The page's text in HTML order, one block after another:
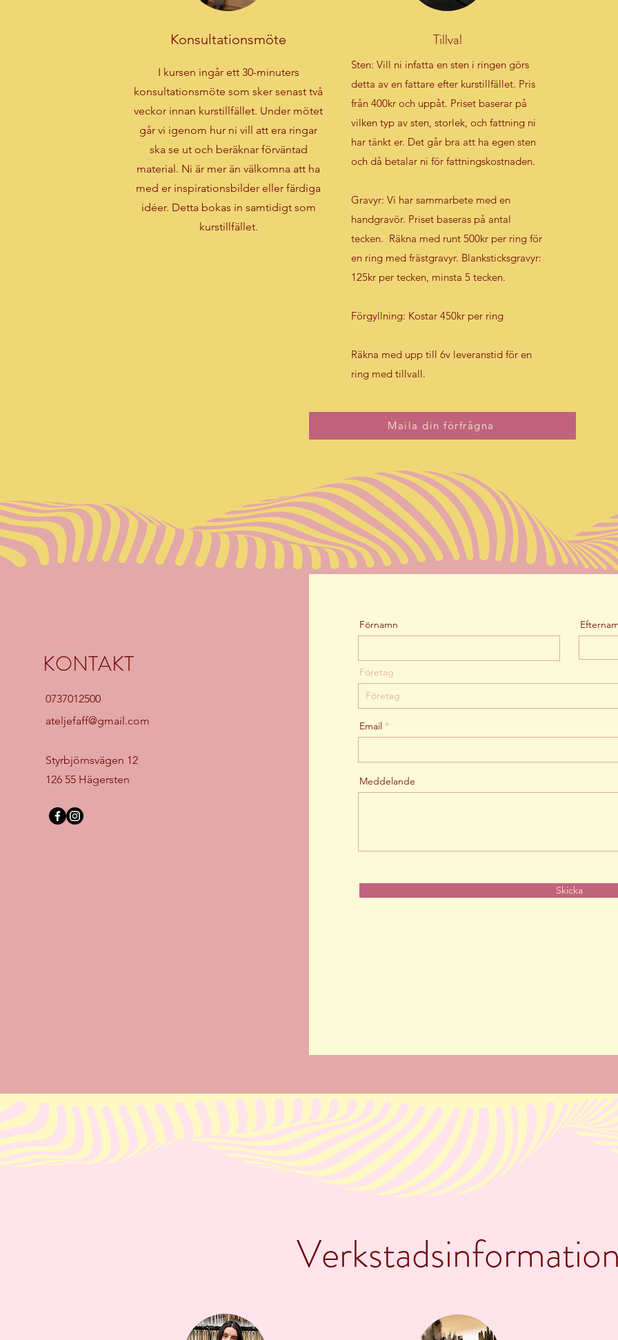
Konsultationsmöte
I kursen ingår ett 30-minuters
konsultationsmöte som sker senast två
veckor innan kurstillfället. Under mötet
går vi igenom hur ni vill att era ringar
ska se ut och beräknar förväntad
material. Ni är mer än välkomna att ha
med er inspirationsbilder eller färdiga
idéer. Detta bokas in samtidigt som
kurstillfället.
Tillval
Sten: Vill ni infatta en sten i ringen görs
detta av en fattare efter kurstillfället. Pris
från 400kr och uppåt. Priset baserar på
vilken typ av sten, storlek, och fattning ni
har tänkt er. Det går bra att ha egen sten
och då betalar ni för fattningskostnaden.
Gravyr: Vi har sammarbete med en
handgravör. Priset baseras på antal
tecken. Räkna med runt 500kr per ring för
en ring med frästgravyr. Blanksticksgravyr:
125kr per tecken, minsta 5 tecken.​
Förgyllning: Kostar 450kr per ring
Räkna med upp till 6v leveranstid för en
ring med tillvall.
Maila din förfrågna
KONTAKT
0737012500
ateljefaff@gmail.com
Styrbjörnsvägen 12
126 55 Hägersten
Förnamn
Företag
Email
Meddelande
Skicka